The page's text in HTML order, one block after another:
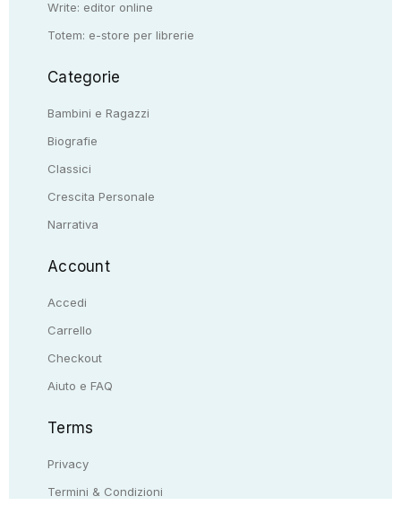
Write: editor online
Totem: e-store per librerie
Categorie
Bambini e Ragazzi
Biografie
Classici
Crescita Personale
Narrativa
Account
Accedi
Carrello
Checkout
Aiuto e FAQ
Terms
Privacy
Termini & Condizioni